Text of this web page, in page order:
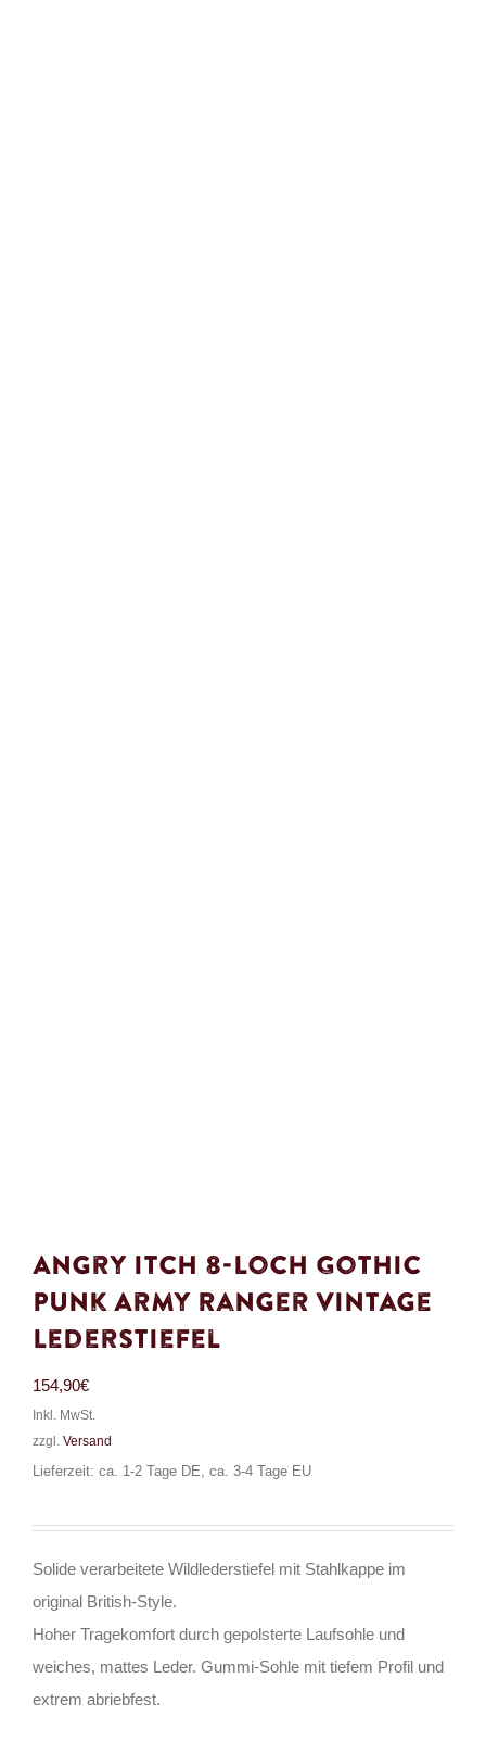
Angry Itch 8-Loch Gothic
Punk Army Ranger Vintage
Lederstiefel
154,90€
Inkl. MwSt.
zzgl. Versand
Lieferzeit: ca. 1-2 Tage DE, ca. 3-4 Tage EU
Solide verarbeitete Wildlederstiefel mit Stahlkappe im
original British-Style.
Hoher Tragekomfort durch gepolsterte Laufsohle und
weiches, mattes Leder. Gummi-Sohle mit tiefem Profil und
extrem abriebfest.